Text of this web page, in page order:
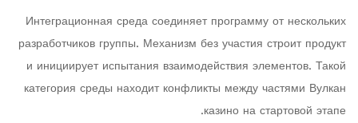
Интеграционная среда соединяет программу от нескольких
разработчиков группы. Механизм без участия строит продукт
и инициирует испытания взаимодействия элементов. Такой
категория среды находит конфликты между частями Вулкан
казино на стартовой этапе.